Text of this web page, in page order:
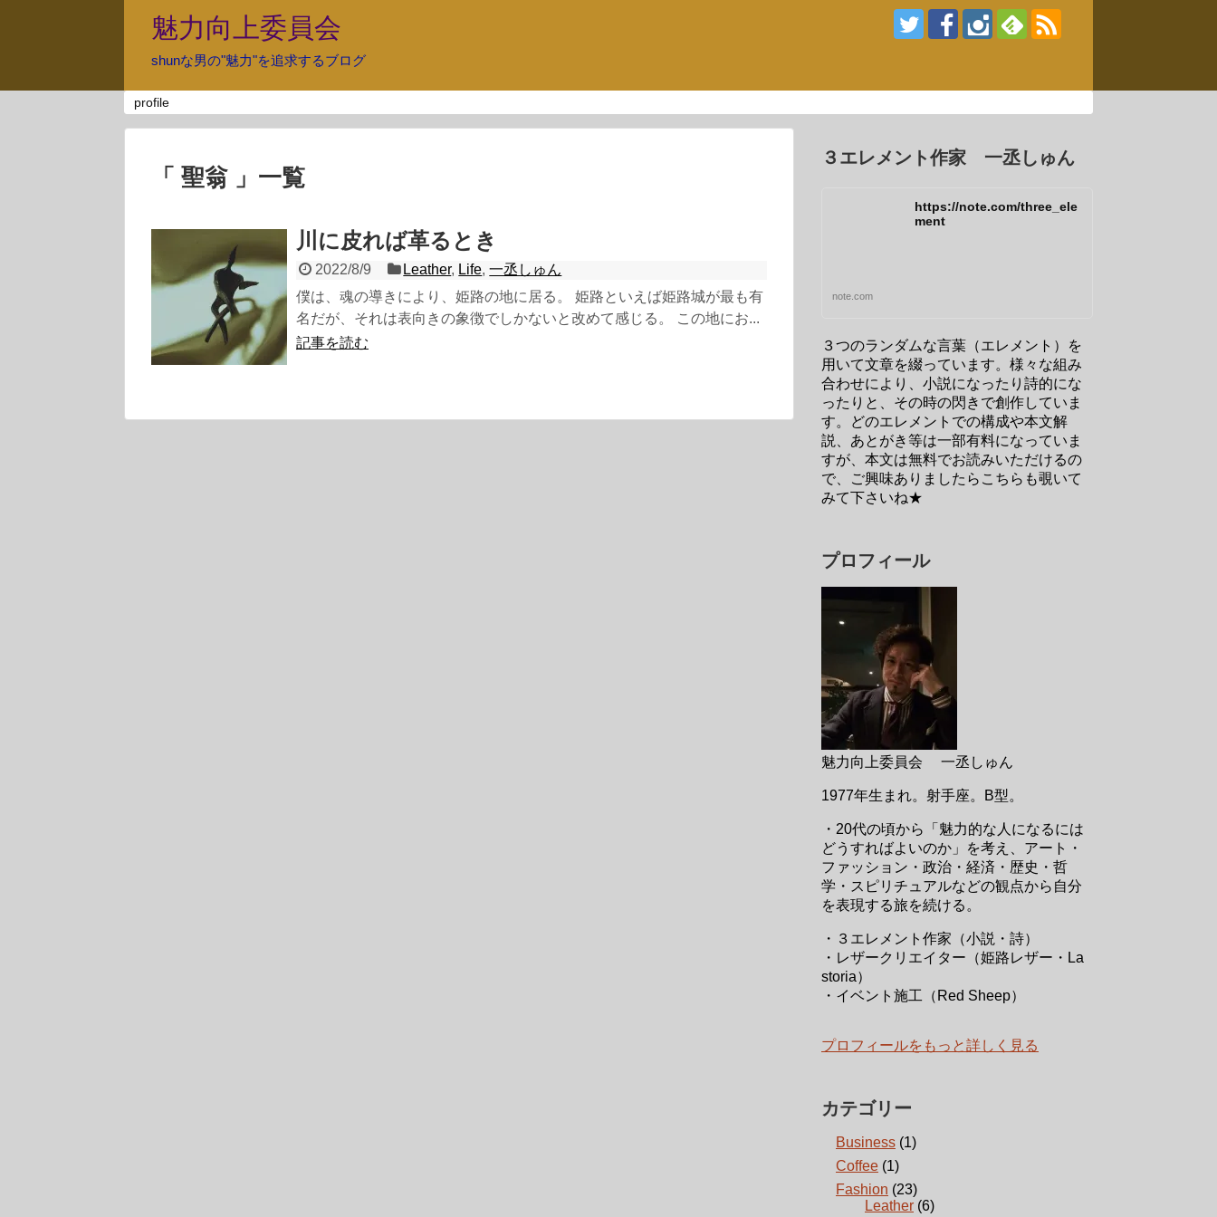
魅力向上委員会
shunな男の"魅力"を追求するブログ
profile
「 聖翁 」一覧
川に皮れば革るとき
2022/8/9 Leather, Life,一丞しゅん
僕は、魂の導きにより、姫路の地に居る。 姫路といえば姫路城が最も有
名だが、それは表向きの象徴でしかないと改めて感じる。 この地にお...
記事を読む
３エレメント作家 一丞しゅん
https://note.com/three_ele
ment
note.com
３つのランダムな言葉（エレメント）を
用いて文章を綴っています。様々な組み
合わせにより、小説になったり詩的にな
ったりと、その時の閃きで創作していま
す。どのエレメントでの構成や本文解
説、あとがき等は一部有料になっていま
すが、本文は無料でお読みいただけるの
で、ご興味ありましたらこちらも覗いて
みて下さいね★
プロフィール
魅力向上委員会 一丞しゅん
1977年生まれ。射手座。B型。
・20代の頃から「魅力的な人になるには
どうすればよいのか」を考え、アート・
ファッション・政治・経済・歴史・哲
学・スピリチュアルなどの観点から自分
を表現する旅を続ける。
・３エレメント作家（小説・詩）
・レザークリエイター（姫路レザー・La
storia）
・イベント施工（Red Sheep）
プロフィールをもっと詳しく見る
カテゴリー
Business (1)
Coffee (1)
Fashion (23)
Leather (6)